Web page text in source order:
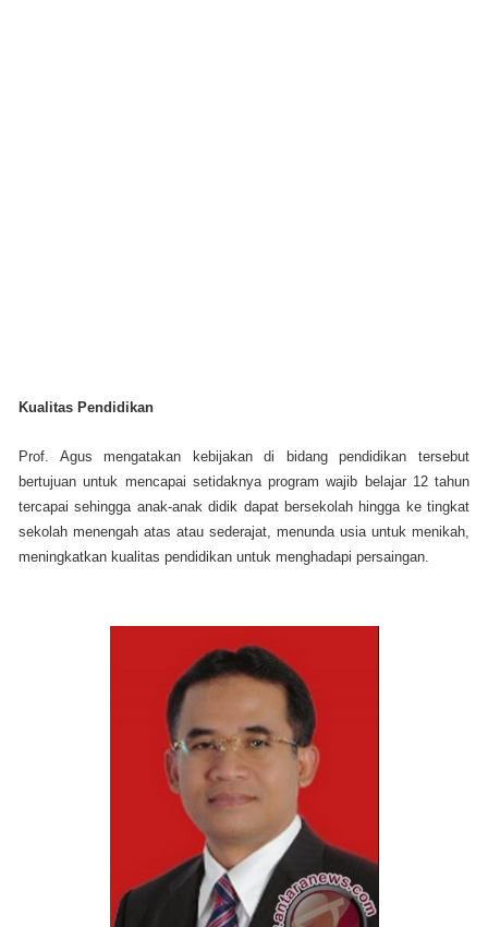
Kualitas Pendidikan
Prof. Agus mengatakan kebijakan di bidang pendidikan tersebut
bertujuan untuk mencapai setidaknya program wajib belajar 12 tahun
tercapai sehingga anak-anak didik dapat bersekolah hingga ke tingkat
sekolah menengah atas atau sederajat, menunda usia untuk menikah,
meningkatkan kualitas pendidikan untuk menghadapi persaingan.